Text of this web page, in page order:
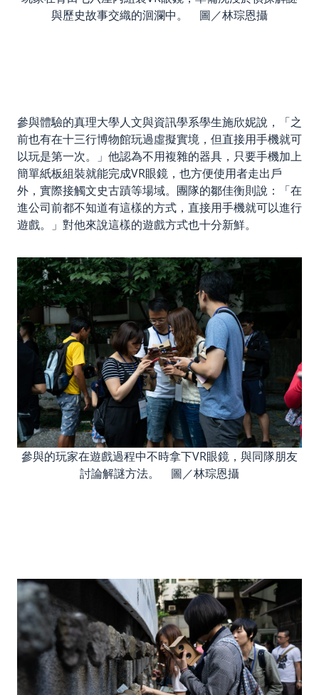
與歷史故事交織的洄瀾中。 圖／林琮恩攝
參與體驗的真理大學人文與資訊學系學生施欣妮說，「之
前也有在十三行博物館玩過虛擬實境，但直接用手機就可
以玩是第一次。」他認為不用複雜的器具，只要手機加上
簡單紙板組裝就能完成VR眼鏡，也方便使用者走出戶
外，實際接觸文史古蹟等場域。團隊的鄒佳衡則說：「在
進公司前都不知道有這樣的方式，直接用手機就可以進行
遊戲。」對他來說這樣的遊戲方式也十分新鮮。
參與的玩家在遊戲過程中不時拿下VR眼鏡，與同隊朋友
討論解謎方法。 圖／林琮恩攝